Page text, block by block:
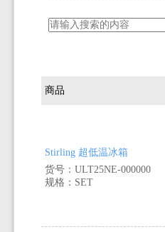
商品
Stirling 超低温冰箱
货号：ULT25NE-000000
规格：SET